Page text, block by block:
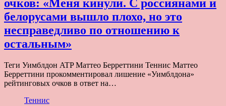
очков: «Меня кинули. С россиянами и
белорусами вышло плохо, но это
несправедливо по отношению к
остальным»
Теги Уимблдон ATP Маттео Берреттини Теннис Маттео
Берреттини прокомментировал лишение «Уимблдона»
рейтинговых очков в ответ на…
Теннис